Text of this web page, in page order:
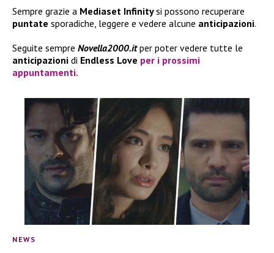
Sempre grazie a Mediaset Infinitysi possono recuperare
puntate sporadiche, leggere e vedere alcune anticipazioni.
Seguite sempre Novella2000.itper poter vedere tutte le
anticipazioni di Endless Love per i prossimi
appuntamenti.
NEWS